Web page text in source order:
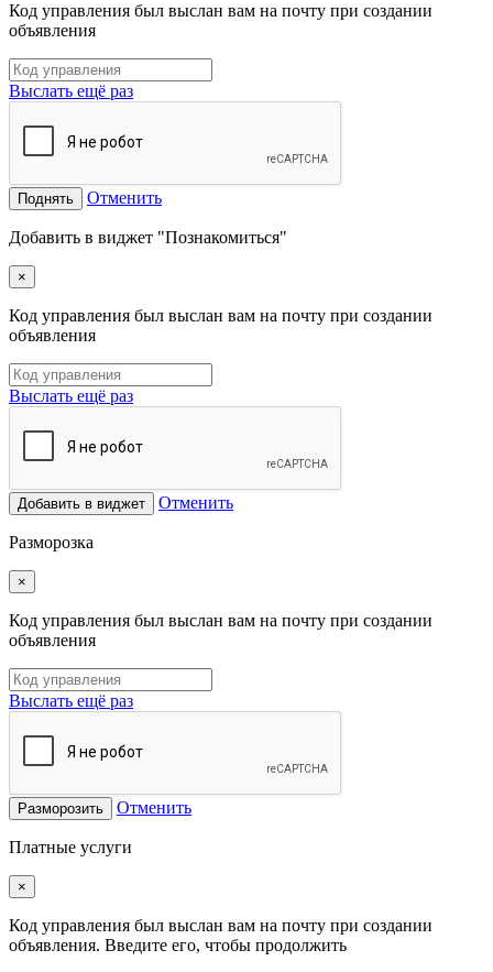
Код управления был выслан вам на почту при создании
объявления
Выслать ещё раз
Поднять Отменить
Добавить в виджет "Познакомиться"
×
Код управления был выслан вам на почту при создании
объявления
Выслать ещё раз
Добавить в виджет Отменить
Разморозка
×
Код управления был выслан вам на почту при создании
объявления
Выслать ещё раз
Разморозить Отменить
Платные услуги
×
Код управления был выслан вам на почту при создании
объявления. Введите его, чтобы продолжить